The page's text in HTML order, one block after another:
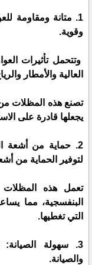
1. متانة ومقاومة
وقوية.
وتتحمل تأثيرات
العالية والأمطار
تصنع هذه المظلات من
يجعلها قادرة على
2. حماية من أشعة
لتوفير الحماية من
تعمل هذه المظلات
البنفسجية، مما
التي تغطيها.
3. سهولة
والصيانة.